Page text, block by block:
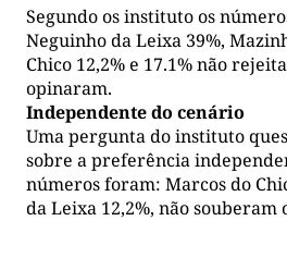
Segundo os instituto os
Neguinho da Leixa 39%,
Chico 12,2% e 17.1% não
opinaram.
Independente do cenário
Uma pergunta do instituto
sobre a preferência
números foram: Marcos do
da Leixa 12,2%, não souberam